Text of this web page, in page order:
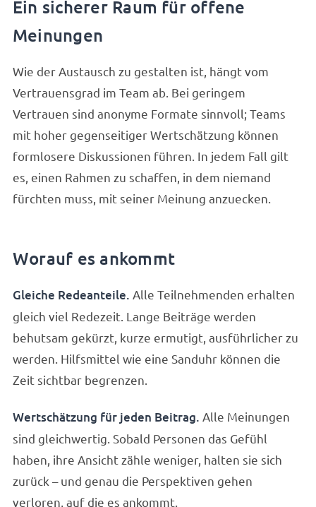
Ein sicherer Raum für offene
Meinungen
Wie der Austausch zu gestalten ist, hängt vom
Vertrauensgrad im Team ab. Bei geringem
Vertrauen sind anonyme Formate sinnvoll; Teams
mit hoher gegenseitiger Wertschätzung können
formlosere Diskussionen führen. In jedem Fall gilt
es, einen Rahmen zu schaffen, in dem niemand
fürchten muss, mit seiner Meinung anzuecken.
Worauf es ankommt
Gleiche Redeanteile. Alle Teilnehmenden erhalten
gleich viel Redezeit. Lange Beiträge werden
behutsam gekürzt, kurze ermutigt, ausführlicher zu
werden. Hilfsmittel wie eine Sanduhr können die
Zeit sichtbar begrenzen.
Wertschätzung für jeden Beitrag. Alle Meinungen
sind gleichwertig. Sobald Personen das Gefühl
haben, ihre Ansicht zähle weniger, halten sie sich
zurück – und genau die Perspektiven gehen
verloren, auf die es ankommt.